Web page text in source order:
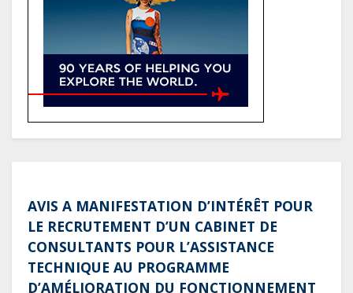
pays
Tchad : Le gouvernement renforce
publiques avec 3 000 nouveaux
terminaux de paiement
AVIS A MANIFESTATION D’INTÉRÊT POUR
LE RECRUTEMENT D’UN CABINET DE
CONSULTANTS POUR L’ASSISTANCE
TECHNIQUE AU PROGRAMME
D’AMÉLIORATION DU FONCTIONNEMENT